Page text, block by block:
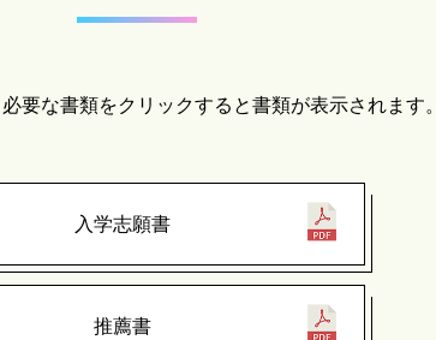
必要な書類をクリックすると書類が表示されます。
入学志願書
推薦書